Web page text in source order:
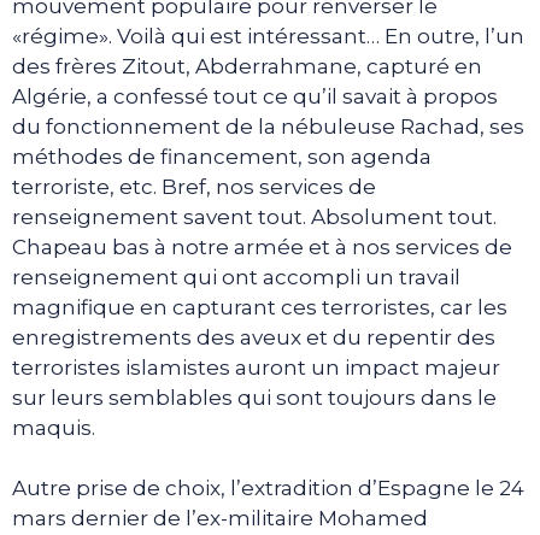
mouvement populaire pour renverser le
«régime». Voilà qui est intéressant… En outre, l’un
des frères Zitout, Abderrahmane, capturé en
Algérie, a confessé tout ce qu’il savait à propos
du fonctionnement de la nébuleuse Rachad, ses
méthodes de financement, son agenda
terroriste, etc. Bref, nos services de
renseignement savent tout. Absolument tout.
Chapeau bas à notre armée et à nos services de
renseignement qui ont accompli un travail
magnifique en capturant ces terroristes, car les
enregistrements des aveux et du repentir des
terroristes islamistes auront un impact majeur
sur leurs semblables qui sont toujours dans le
maquis.
Autre prise de choix, l’extradition d’Espagne le 24
mars dernier de l’ex-militaire Mohamed